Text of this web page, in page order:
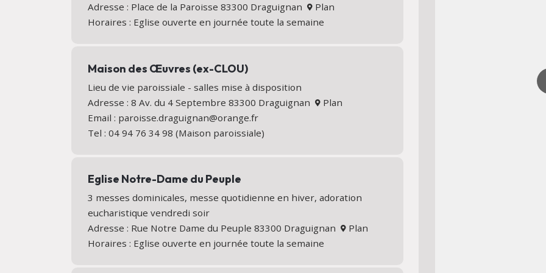
Adresse : Place de la Paroisse 83300 Draguignan
Plan
Horaires : Eglise ouverte en journée toute la semaine
Maison des Œuvres (ex-CLOU)
Lieu de vie paroissiale - salles mise à disposition
Adresse : 8 Av. du 4 Septembre 83300 Draguignan
Plan
Email : paroisse.draguignan@orange.fr
Tel : 04 94 76 34 98 (Maison paroissiale)
Eglise Notre-Dame du Peuple
3 messes dominicales, messe quotidienne en hiver, adoration
eucharistique vendredi soir
Adresse : Rue Notre Dame du Peuple 83300 Draguignan
Plan
Horaires : Eglise ouverte en journée toute la semaine